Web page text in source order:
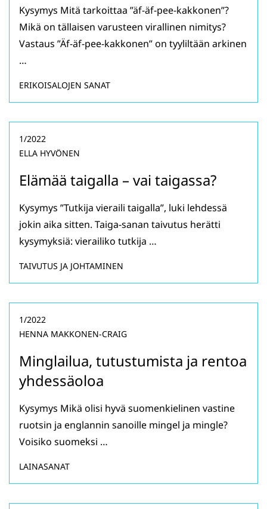
Kysymys Mitä tarkoittaa ”äf-äf-pee-kakkonen”?
Mikä on tällaisen varusteen virallinen nimitys?
Vastaus ”Äf-äf-pee-kakkonen” on tyyliltään arkinen
…
ERIKOISALOJEN SANAT
Elämää taigalla – vai taigassa?
1/2022
ELLA HYVÖNEN
Kysymys ”Tutkija vieraili taigalla”, luki lehdessä
jokin aika sitten. Taiga-sanan taivutus herätti
kysymyksiä: vierailiko tutkija …
TAIVUTUS JA JOHTAMINEN
Minglailua, tutustumista ja rentoa
yhdessäoloa
1/2022
HENNA MAKKONEN-CRAIG
Kysymys Mikä olisi hyvä suomenkielinen vastine
ruotsin ja englannin sanoille mingel ja mingle?
Voisiko suomeksi …
LAINASANAT